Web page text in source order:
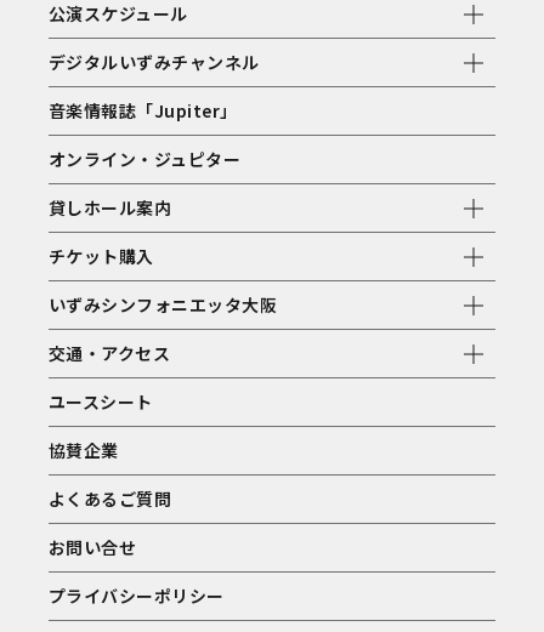
公演スケジュール
デジタルいずみチャンネル
音楽情報誌「Jupiter」
オンライン・ジュピター
貸しホール案内
チケット購入
いずみシンフォニエッタ大阪
交通・アクセス
ユースシート
協賛企業
よくあるご質問
お問い合せ
プライバシーポリシー